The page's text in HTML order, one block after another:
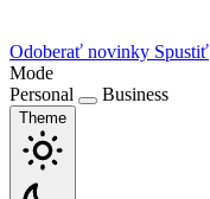
Odoberať novinky Spustiť
Mode
Personal
Business
Theme